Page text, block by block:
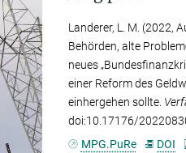
Landerer, L. M. (2022,
Behörden, alte
neues
einer Reform des
einhergehen sollte.
doi:10.17176/
MPG.PuRe
DOI